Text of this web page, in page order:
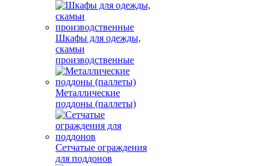
Шкафы для одежды,
скамьи
производственные
Металлические
поддоны (паллеты)
Сетчатые ограждения
для поддонов